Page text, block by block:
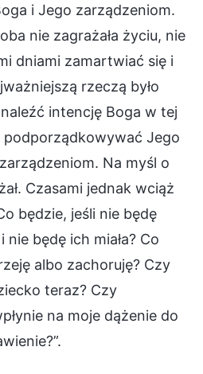
i Jego zarządzeniom.
nie zagrażała życiu, nie
dniami zamartwiać się i
rzeczą było
intencję Boga w tej
podporządkowywać Jego
Na myśl o
Czasami jednak wciąż
będzie, jeśli nie będę
nie będę ich miała? Co
albo zachoruję? Czy
teraz? Czy
na moje dążenie do